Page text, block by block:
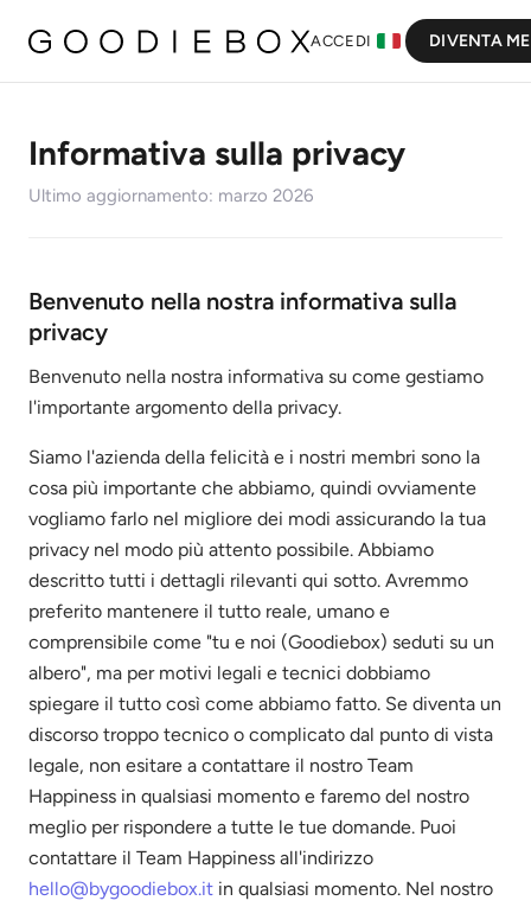
ACCEDI DIVENTA
Informativa sulla privacy
Ultimo aggiornamento: marzo 2026
Benvenuto nella nostra informativa sulla
privacy
Benvenuto nella nostra informativa su come gestiamo
l'importante argomento della privacy.
Siamo l'azienda della felicità e i nostri membri sono la
cosa più importante che abbiamo, quindi ovviamente
vogliamo farlo nel migliore dei modi assicurando la tua
privacy nel modo più attento possibile. Abbiamo
descritto tutti i dettagli rilevanti qui sotto. Avremmo
preferito mantenere il tutto reale, umano e
comprensibile come "tu e noi (Goodiebox) seduti su un
albero", ma per motivi legali e tecnici dobbiamo
spiegare il tutto così come abbiamo fatto. Se diventa un
discorso troppo tecnico o complicato dal punto di vista
legale, non esitare a contattare il nostro Team
Happiness in qualsiasi momento e faremo del nostro
meglio per rispondere a tutte le tue domande. Puoi
contattare il Team Happiness all'indirizzo
hello@bygoodiebox.it in qualsiasi momento. Nel nostro